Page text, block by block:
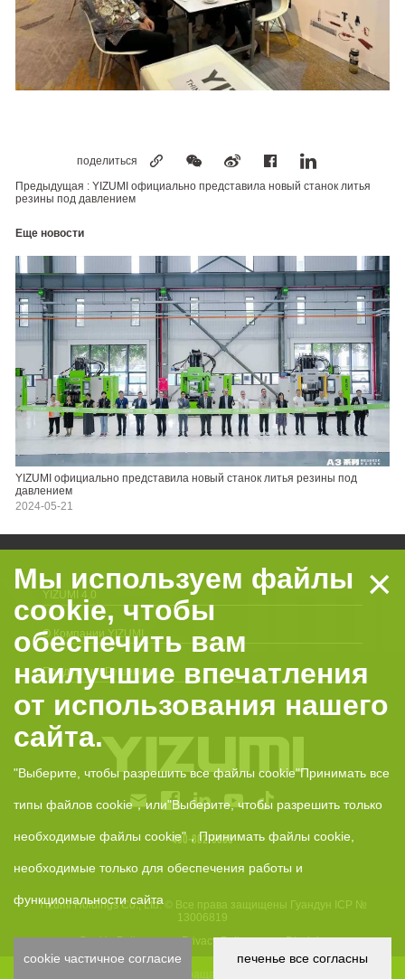
×
Мы используем файлы
cookie, чтобы
обеспечить вам
наилучшие впечатления
от использования нашего
сайта.
"Выберите, чтобы разрешить все файлы cookie"Принимать все
типы файлов cookie，или"Выберите, чтобы разрешить только
необходимые файлы cookie"，Принимать файлы cookie,
необходимые только для обеспечения работы и
функциональности сайта
cookie частичное согласие печенье все согласны
поделиться
Предыдущая : YIZUMI официально представила новый станок литья
резины под давлением
Еще новости
YIZUMI официально представила новый станок литья резины под
давлением
2024-05-21
400-802-6888
YIZUMI 4.0
О Компании YIZUMI
Продукты и Решения
Yizumi Holdings Co., Ltd. © Все права защищены Гуандун ICP №
13006819
anCookie Policy
Privacy Policy Disclaimer
Пожалуйста, обращайтесь в нашу компанию